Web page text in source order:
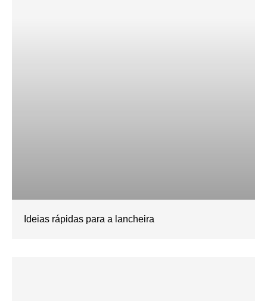
Ideias rápidas para a lancheira